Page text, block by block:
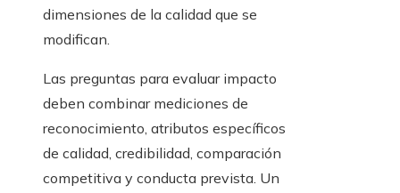
dimensiones de la calidad que se
modifican.
Las preguntas para evaluar impacto
deben combinar mediciones de
reconocimiento, atributos específicos
de calidad, credibilidad, comparación
competitiva y conducta prevista. Un